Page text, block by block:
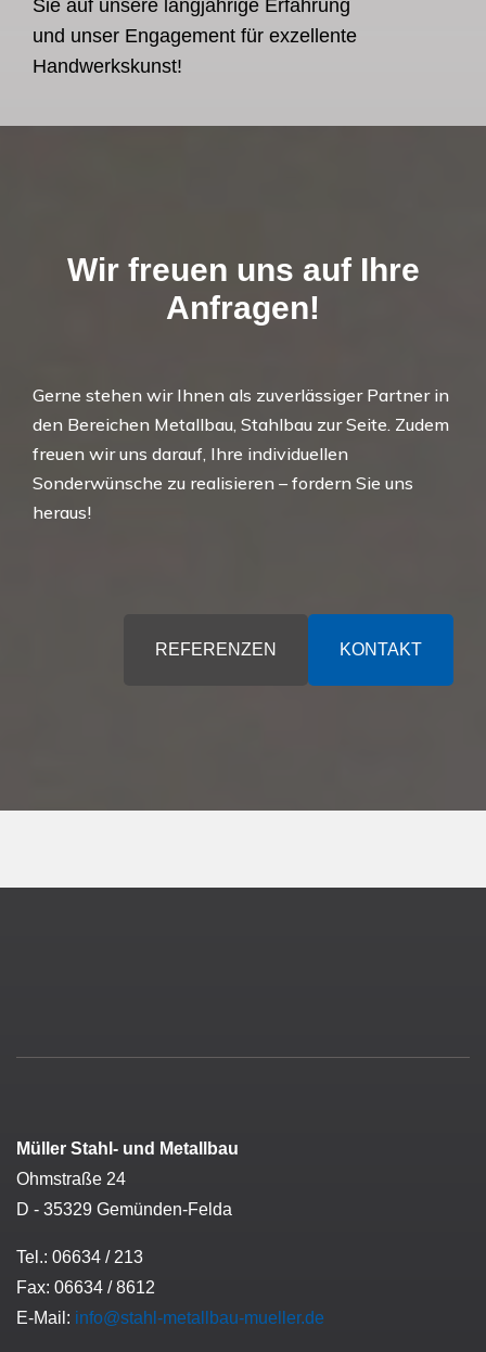
Sie auf unsere langjährige Erfahrung
und unser Engagement für exzellente
Handwerkskunst!
Wir freuen uns auf Ihre
Anfragen!
Gerne stehen wir Ihnen als zuverlässiger Partner in
den Bereichen Metallbau, Stahlbau zur Seite. Zudem
freuen wir uns darauf, Ihre individuellen
Sonderwünsche zu realisieren – fordern Sie uns
heraus!
REFERENZEN KONTAKT
Müller Stahl- und Metallbau
Ohmstraße 24
D - 35329 Gemünden-Felda
Tel.: 06634 / 213
Fax: 06634 / 8612
E-Mail: info@stahl-metallbau-mueller.de